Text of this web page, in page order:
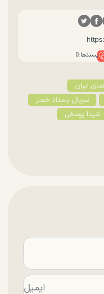
پسندها:0
ایران
سریال بامداد خمار
شیدا یوسفی